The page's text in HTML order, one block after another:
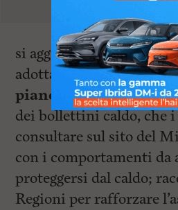
si aggiunge agli altri
adottati dal Ministero
piano caldo:
dei bollettini caldo, che
consultare sul sito del
con i comportamenti da
proteggersi dal caldo;
Regioni per rafforzare